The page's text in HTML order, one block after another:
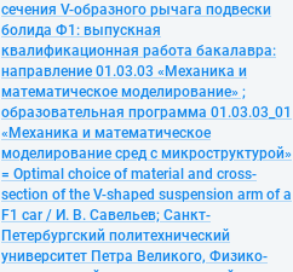
сечения V-образного рычага подвески
болида Ф1: выпускная
квалификационная работа бакалавра:
направление 01.03.03 «Механика и
математическое моделирование» ;
образовательная программа 01.03.03_01
«Механика и математическое
моделирование сред с микроструктурой»
= Optimal choice of material and cross-
section of the V-shaped suspension arm of a
F1 car / И. В. Савельев; Санкт-
Петербургский политехнический
университет Петра Великого, Физико-